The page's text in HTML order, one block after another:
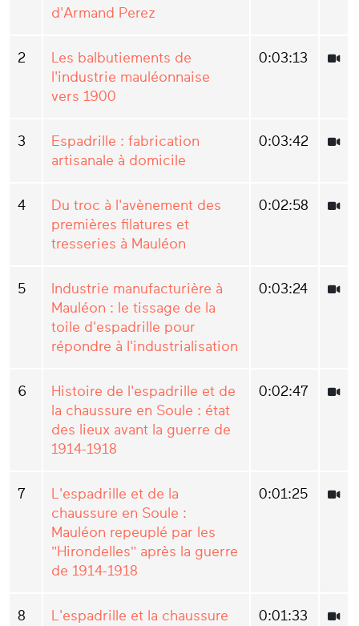
d'Armand Perez
2
Les balbutiements de
l'industrie mauléonnaise
vers 1900
0:03:13
3
Espadrille : fabrication
artisanale à domicile
0:03:42
4
Du troc à l'avènement des
premières filatures et
tresseries à Mauléon
0:02:58
5
Industrie manufacturière à
Mauléon : le tissage de la
toile d'espadrille pour
répondre à l'industrialisation
0:03:24
6
Histoire de l'espadrille et de
la chaussure en Soule : état
des lieux avant la guerre de
1914-1918
0:02:47
7
L'espadrille et de la
chaussure en Soule :
Mauléon repeuplé par les
"Hirondelles" après la guerre
de 1914-1918
0:01:25
8
L'espadrille et la chaussure
0:01:33